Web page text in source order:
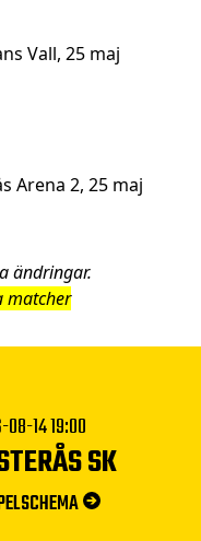
Vall, 25 maj
Arena 2, 25 maj
ändringar.
matcher
08-14 19:00
SK